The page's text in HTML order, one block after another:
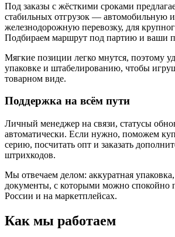
Под заказы с жёсткими сроками
стабильных отгрузок — автомобильную
железнодорожную перевозку, для
Подбираем маршрут под партию и ваши
Мягкие позиции легко мнутся, поэтому
упаковке и штабелированию, чтобы
товарном виде.
Поддержка на всём пути
Личный менеджер на связи, статусы
автоматически. Если нужно, поможем
серию, посчитать опт и заказать
штрихкодов.
Мы отвечаем делом: аккуратная
документы, с которыми можно спокойно
России и на маркетплейсах.
Как мы работаем